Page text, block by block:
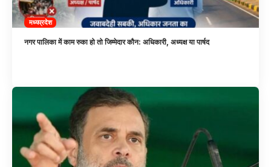
मध्यप्रदेश
नगर पालिका में काम रुका हो तो जिम्मेदार कौन: अधिकारी, अध्यक्ष या पार्षद